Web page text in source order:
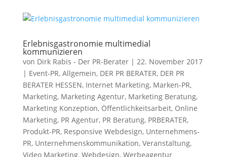
Erlebnisgastronomie multimedial
kommunizieren
von Dirk Rabis - Der PR-Berater| 22. November 2017
| Event-PR, Allgemein, DER PR BERATER, DER PR
BERATER HESSEN, Internet Marketing, Marken-PR,
Marketing, Marketing Agentur, Marketing Beratung,
Marketing Konzeption, Öffentlichkeitsarbeit, Online
Marketing, PR Agentur, PR Beratung, PRBERATER,
Produkt-PR, Responsive Webdesign, Unternehmens-
PR, Unternehmenskommunikation, Veranstaltung,
Video Marketing, Webdesign, Werbeagentur